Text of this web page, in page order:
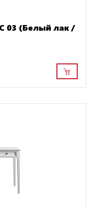
03 (Белый лак /